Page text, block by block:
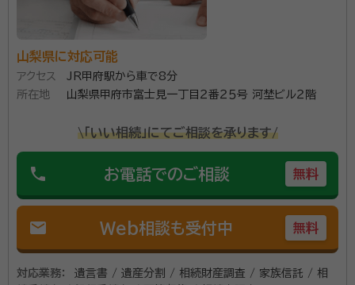
山梨県に対応可能
アクセス
JR甲府駅から車で8分
所在地
山梨県甲府市富士見一丁目２番２５号 河埜ビル２階
\「いい相続」にてご相談を承ります/
phone お電話でのご相談 無料
mail Web相談も受付中 無料
対応業務：
遺言書 / 遺産分割 / 相続財産調査 / 家族信託 / 相